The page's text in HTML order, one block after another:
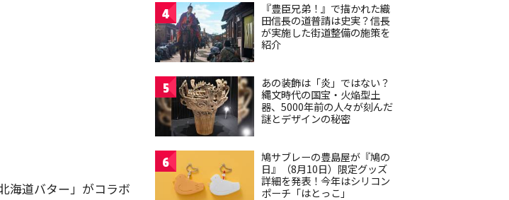
海道バター」がコラボ
4
『豊臣兄弟！』で描かれた織
田信長の道普請は史実？信長
が実施した街道整備の施策を
紹介
5
あの装飾は「炎」ではない？
縄文時代の国宝・火焔型土
器、5000年前の人々が刻んだ
謎とデザインの秘密
6
鳩サブレーの豊島屋が『鳩の
日』（8月10日）限定グッズ
詳細を発表！今年はシリコン
ポーチ「はとっこ」